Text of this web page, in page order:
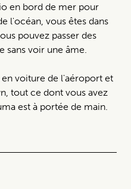
en bord de mer pour
l'océan, vous êtes dans
pouvez passer des
sans voir une âme.
voiture de l'aéroport et
tout ce dont vous avez
est à portée de main.